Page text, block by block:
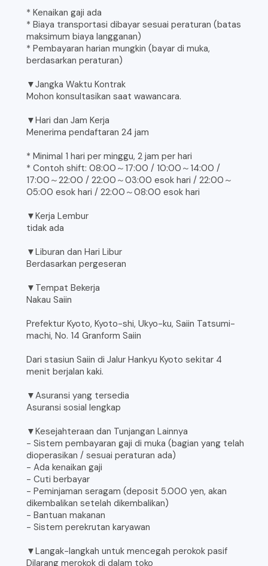
* Kenaikan gaji ada
* Biaya transportasi dibayar sesuai peraturan (batas
maksimum biaya langganan)
* Pembayaran harian mungkin (bayar di muka,
berdasarkan peraturan)
▼Jangka Waktu Kontrak
Mohon konsultasikan saat wawancara.
▼Hari dan Jam Kerja
Menerima pendaftaran 24 jam
* Minimal 1 hari per minggu, 2 jam per hari
* Contoh shift: 08:00～17:00 / 10:00～14:00 /
17:00～22:00 / 22:00～03:00 esok hari / 22:00～
05:00 esok hari / 22:00～08:00 esok hari
▼Kerja Lembur
tidak ada
▼Liburan dan Hari Libur
Berdasarkan pergeseran
▼Tempat Bekerja
Nakau Saiin
Prefektur Kyoto, Kyoto-shi, Ukyo-ku, Saiin Tatsumi-
machi, No. 14 Granform Saiin
Dari stasiun Saiin di Jalur Hankyu Kyoto sekitar 4
menit berjalan kaki.
▼Asuransi yang tersedia
Asuransi sosial lengkap
▼Kesejahteraan dan Tunjangan Lainnya
- Sistem pembayaran gaji di muka (bagian yang telah
dioperasikan / sesuai peraturan ada)
- Ada kenaikan gaji
- Cuti berbayar
- Peminjaman seragam (deposit 5.000 yen, akan
dikembalikan setelah dikembalikan)
- Bantuan makanan
- Sistem perekrutan karyawan
▼Langak-langkah untuk mencegah perokok pasif
Dilarang merokok di dalam toko